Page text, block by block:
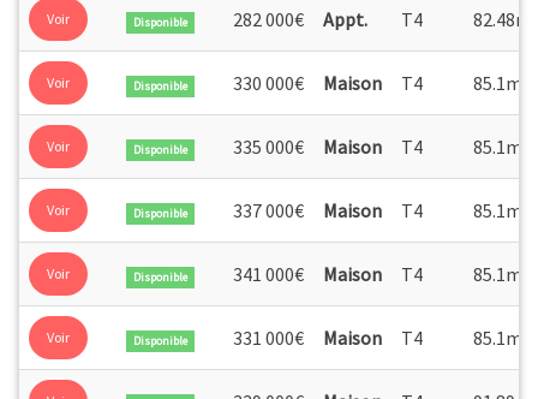
Voir Disponible 282 000€ Appt. T4 82.48m
Voir Disponible 330 000€ Maison T4 85.1m
Voir Disponible 335 000€ Maison T4 85.1m
Voir Disponible 337 000€ Maison T4 85.1m
Voir Disponible 341 000€ Maison T4 85.1m
Voir Disponible 331 000€ Maison T4 85.1m